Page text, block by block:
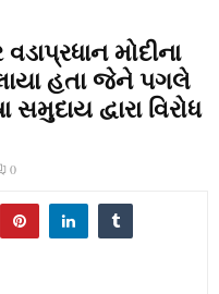
મોદીના
હતા જેને પગલે
દ્વારા વિરોધ
0